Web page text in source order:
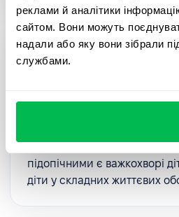
реклами й аналітики
сайтом. Вони можуть
надали або яку вони зібрали
службами.
БО "Ти-Ангел"
підопічними є важкохворі
діти у складних життєвих